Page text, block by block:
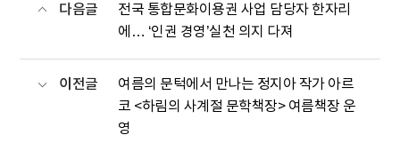
다음글
전국 통합문화이용권 사업 담당자 한자리
에… ‘인권 경영’실천 의지 다져
이전글
여름의 문턱에서 만나는 정지아 작가 아르
코 <하림의 사계절 문학책장> 여름책장 운
영